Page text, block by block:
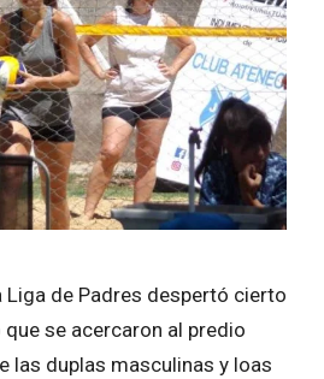
Liga de Padres despertó cierto
se acercaron al predio
las duplas masculinas y loas